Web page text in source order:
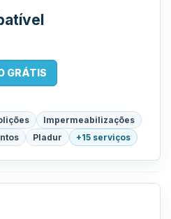
GRÁTIS
Impermeabilizações
Pladur +15 serviços